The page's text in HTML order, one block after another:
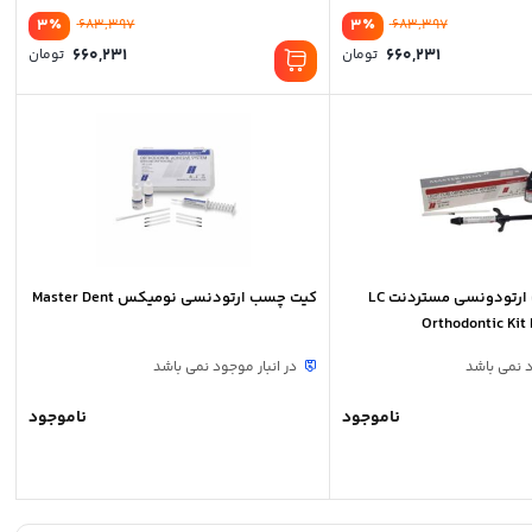
٪3 683,397
قیمت
اصلی:
683,397 تومان
660,231 تومان
قیمت
فعلی:
٪3 683,397
660,231 تومان
کيت چسب لايت ارتودونسی مستردنت LC
Orthodontic Kit
نمی باشد
ناموجود
کیت چسب ارتودنسی نومیکس Master Dent
در انبار موجود نمی باشد
ناموجود